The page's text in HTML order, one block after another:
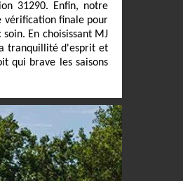
31290. Enfin, notre
vérification finale pour
En choisissant MJ
tranquillité d'esprit et
qui brave les saisons